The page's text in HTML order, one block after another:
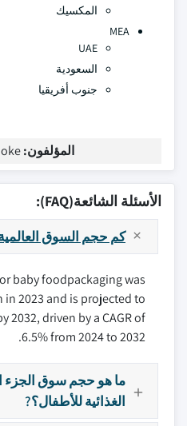
المكسيك
MEA
UAE
السعودية
جنوب أفريقيا
المؤلفون:
الأسئلة الشائعة(FAQ):
كم حجم السوق
baby foodpackaging was
in 2023 and is projected to
2032, driven by a CAGR of
6.5% from 2024 to 2032.
ما هو حجم سوق الجزء
الغذائية للأطفال؟?